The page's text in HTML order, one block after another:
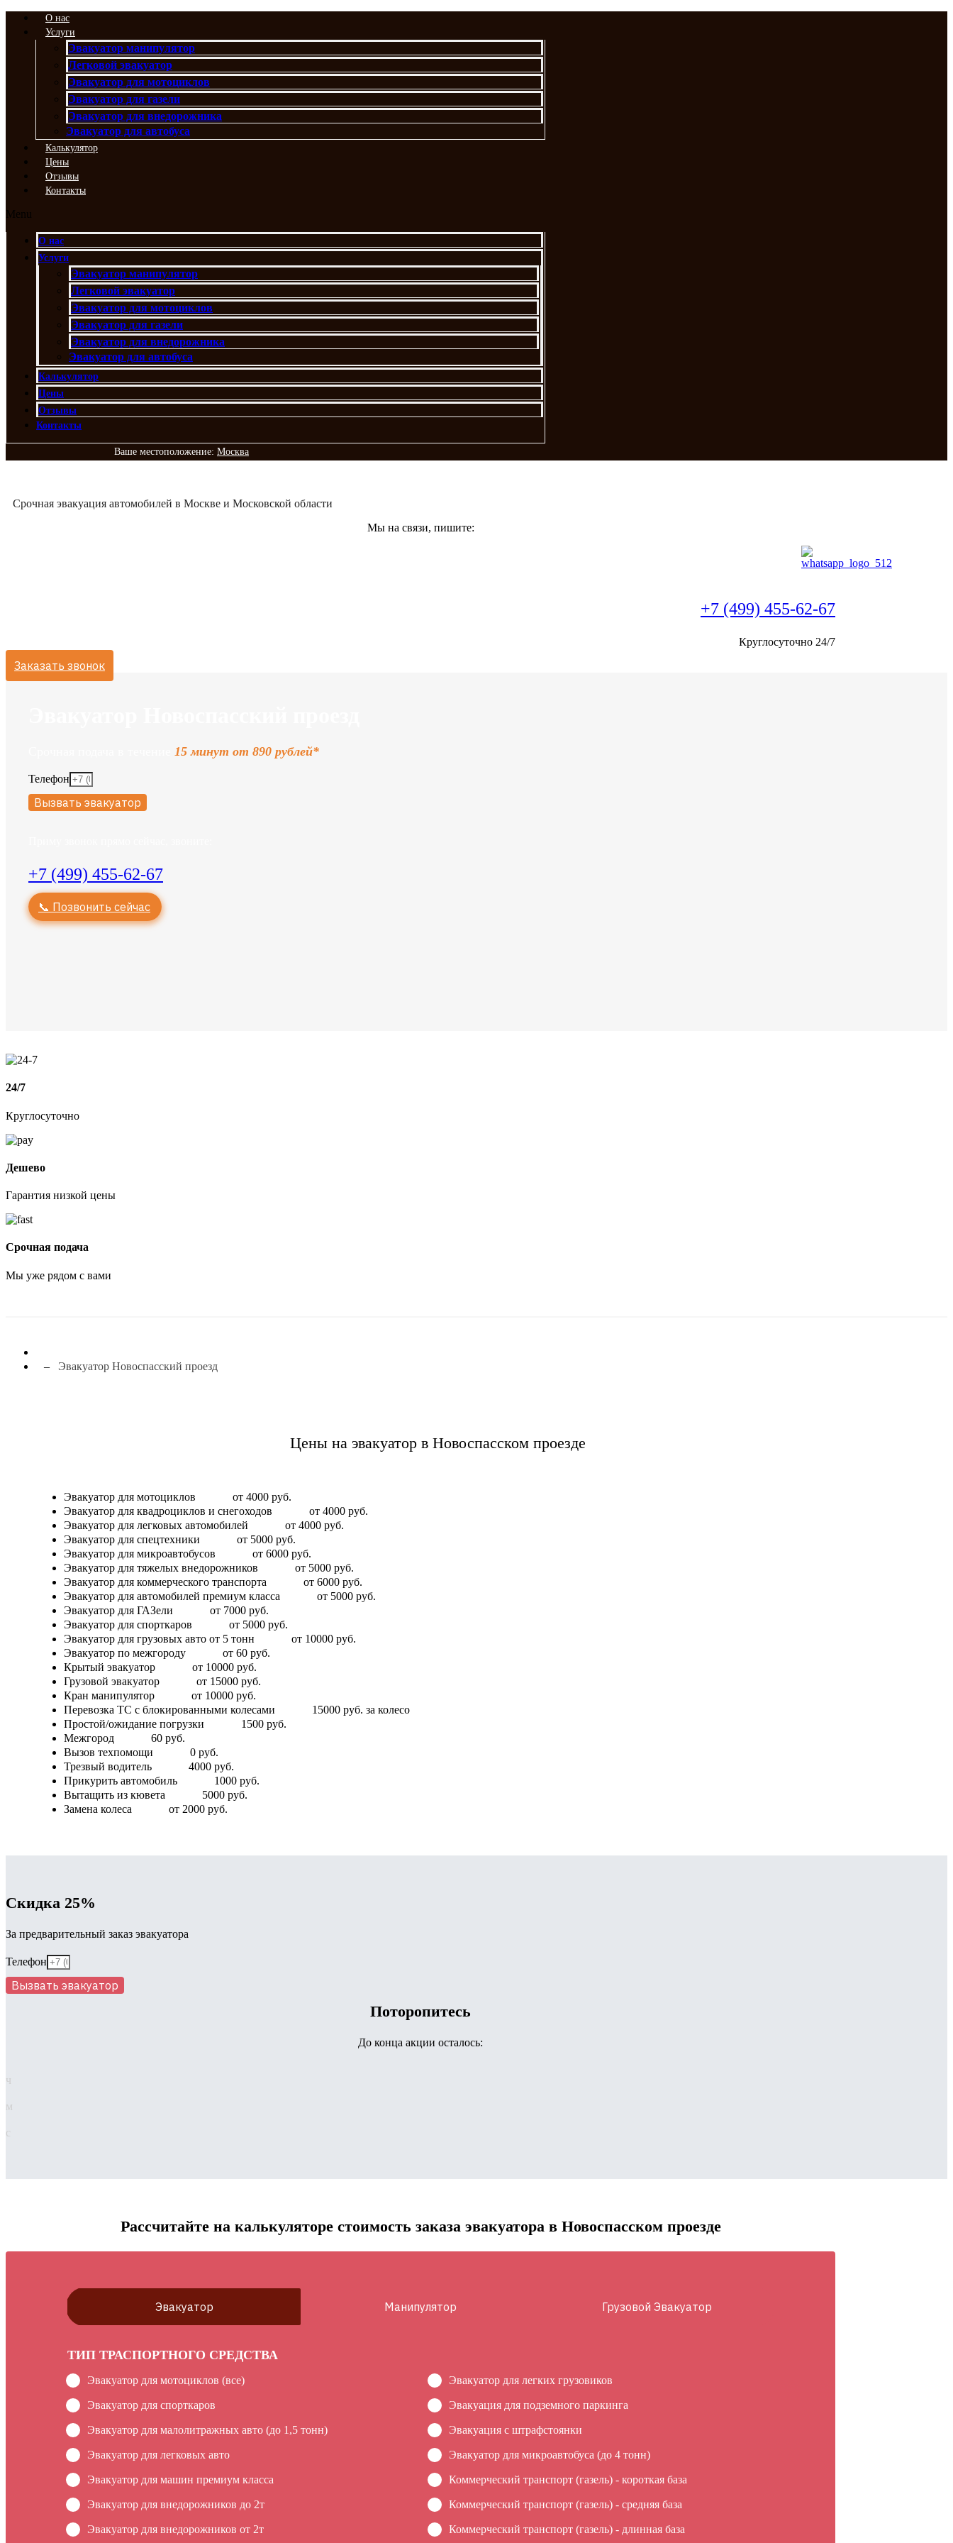
Перейти
содержимому
О нас
Услуги
Эвакуатор манипулятор
Легковой эвакуатор
Эвакуатор для мотоциклов
Эвакуатор для газели
Эвакуатор для внедорожника
Эвакуатор для автобуса
Калькулятор
Цены
Отзывы
Контакты
Menu
О нас
Услуги
Эвакуатор манипулятор
Легковой эвакуатор
Эвакуатор для мотоциклов
Эвакуатор для газели
Эвакуатор для внедорожника
Эвакуатор для автобуса
Калькулятор
Цены
Отзывы
Контакты
Ваше местоположение: Москва
Срочная эвакуация автомобилей в Москве и Московской области
Мы на связи, пишите:
+7 (499) 455-62-67
Круглосуточно 24/7
Заказать звонок
15 минут от 890 рублей*
Телефон
Вызвать эвакуатор
+7 (499) 455-62-67
📞 Позвонить сейчас
24/7
Круглосуточно
Дешево
Гарантия низкой цены
Срочная подача
Мы уже рядом с вами
Эвакуатор Новоспасский проезд
Цены на эвакуатор в Новоспасском проезде
Эвакуатор для мотоциклов
от 4000 руб.
Эвакуатор для квадроциклов и снегоходов
от 4000 руб.
Эвакуатор для легковых автомобилей
от 4000 руб.
Эвакуатор для спецтехники
от 5000 руб.
Эвакуатор для микроавтобусов
от 6000 руб.
Эвакуатор для тяжелых внедорожников
от 5000 руб.
Эвакуатор для коммерческого транспорта
от 6000 руб.
Эвакуатор для автомобилей премиум класса
от 5000 руб.
Эвакуатор для ГАЗели
от 7000 руб.
Эвакуатор для спорткаров
от 5000 руб.
Эвакуатор для грузовых авто от 5 тонн
от 10000 руб.
Эвакуатор по межгороду
от 60 руб.
Крытый эвакуатор
от 10000 руб.
Грузовой эвакуатор
от 15000 руб.
Кран манипулятор
от 10000 руб.
Перевозка ТС с блокированными колесами
15000 руб. за колесо
Простой/ожидание погрузки
1500 руб.
Межгород
60 руб.
Вызов техпомощи
0 руб.
Трезвый водитель
4000 руб.
Прикурить автомобиль
1000 руб.
Вытащить из кювета
5000 руб.
Замена колеса
от 2000 руб.
Скидка 25%
За предварительный заказ эвакуатора
Телефон
Вызвать эвакуатор
Поторопитесь
До конца акции осталось:
ч
м
с
Рассчитайте на калькуляторе стоимость заказа эвакуатора в Новоспасском проезде
Эвакуатор Манипулятор Грузовой Эвакуатор
ТИП ТРАСПОРТНОГО СРЕДСТВА
Эвакуатор для мотоциклов (все)
Эвакуатор для спорткаров
Эвакуатор для малолитражных авто (до 1,5 тонн)
Эвакуатор для легковых авто
Эвакуатор для машин премиум класса
Эвакуатор для внедорожников до 2т
Эвакуатор для внедорожников от 2т
Эвакуатор для легких грузовиков
Эвакуация для подземного паркинга
Эвакуация c штрафстоянки
Эвакуатор для микроавтобуса (до 4 тонн)
Коммерческий транспорт (газель) - короткая база
Коммерческий транспорт (газель) - средняя база
Коммерческий транспорт (газель) - длинная база